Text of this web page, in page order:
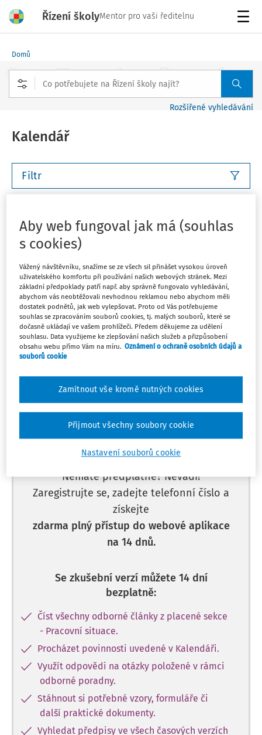
Řízení školyMentor pro vaši ředitelnu
Domů
Rozšířené vyhledávání
Kalendář
Filtr
Vlastní rozsah
Po
1 MATURITNÍ/ZÁVĚREČNÁ ZKOUŠKA/ABSOLUTORIUM
Zadání komplexní profilové práce
Můj plán 1. 6. - 15. 5.
Tento dokument je jen pro
předplatitele.
Nemáte předplatné? Nevadí!
Zaregistrujte se, zadejte telefonní číslo a
získejte
zdarma plný přístup do webové aplikace
na 14 dnů.
Se zkušební verzí můžete 14 dní
bezplatně:
Číst všechny odborné články z placené sekce
- Pracovní situace.
Procházet povinnosti uvedené v Kalendáři.
Využít odpovědi na otázky položené v rámci
odborné poradny.
Stáhnout si potřebné vzory, formuláře či
další praktické dokumenty.
Vyhledat předpisy ve všech časových verzích
Aby web fungoval jak má (souhlas
s cookies)
Vážený návštěvníku, snažíme se ze všech sil přinášet vysokou úroveň
uživatelského komfortu při používání našich webových stránek. Mezi
základní předpoklady patří např. aby správně fungovalo vyhledávání,
abychom vás neobtěžovali nevhodnou reklamou nebo abychom měli
dostatek podnětů, jak web vylepšovat. Proto od Vás potřebujeme
souhlas se zpracováním souborů cookies, tj. malých souborů, které se
dočasně ukládají ve vašem prohlížeči. Předem děkujeme za udělení
souhlasu. Data využijeme ke zlepšování našich služeb a přizpůsobení
obsahu webu přímo Vám na míru. Oznámení o ochraně osobních údajů a
souborů cookie
Nastavení souborů cookie
Zamítnout vše kromě nutných cookies
Přijmout všechny soubory cookie